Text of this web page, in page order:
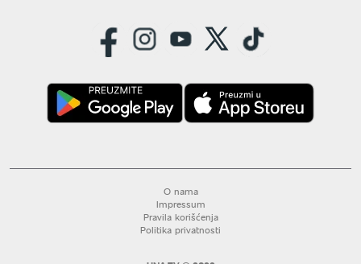
O nama
Impressum
Pravila korišćenja
Politika privatnosti